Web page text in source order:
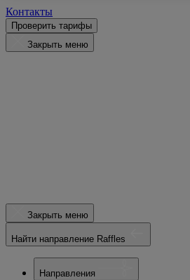
Контакты
Проверить тарифы
Закрыть меню
Закрыть меню
Найти направление Raffles
Направления